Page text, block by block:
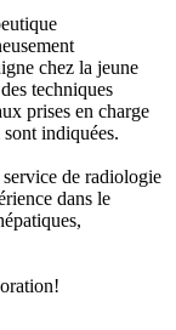
chez la jeune
techniques
prises en charge
indiquées.
de radiologie
dans le